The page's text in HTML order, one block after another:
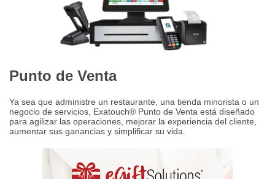
Punto de Venta
Ya sea que administre un restaurante, una tienda minorista o un
negocio de servicios, Exatouch® Punto de Venta está diseñado
para agilizar las operaciones, mejorar la experiencia del cliente,
aumentar sus ganancias y simplificar su vida.